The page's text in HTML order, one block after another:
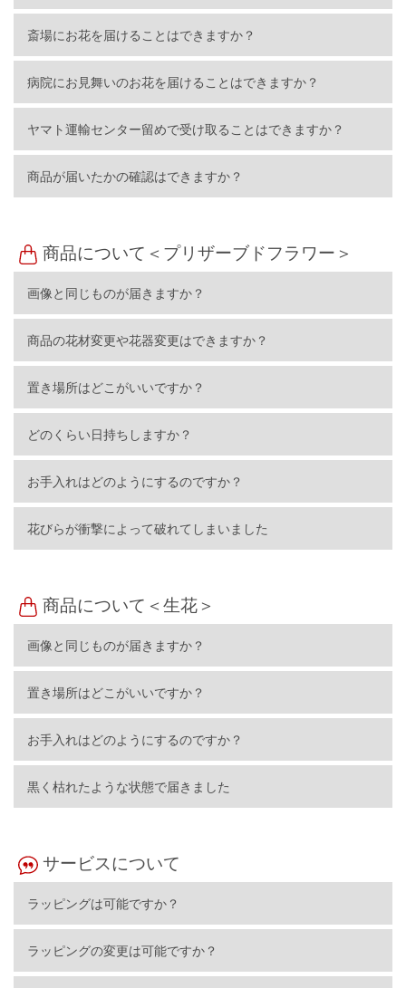
斎場にお花を届けることはできますか？
病院にお見舞いのお花を届けることはできますか？
ヤマト運輸センター留めで受け取ることはできますか？
商品が届いたかの確認はできますか？
商品について＜プリザーブドフラワー＞
画像と同じものが届きますか？
商品の花材変更や花器変更はできますか？
置き場所はどこがいいですか？
どのくらい日持ちしますか？
お手入れはどのようにするのですか？
花びらが衝撃によって破れてしまいました
商品について＜生花＞
画像と同じものが届きますか？
置き場所はどこがいいですか？
お手入れはどのようにするのですか？
黒く枯れたような状態で届きました
サービスについて
ラッピングは可能ですか？
ラッピングの変更は可能ですか？